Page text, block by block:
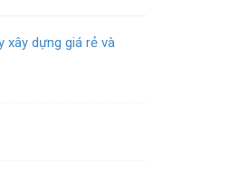
xây dựng giá rẻ và